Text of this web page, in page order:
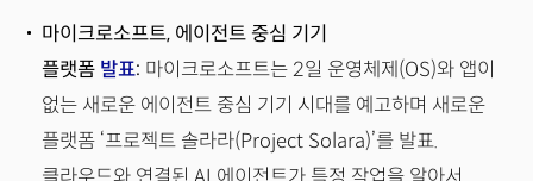
마이크로소프트, 에이전트 중심 기기
플랫폼 발표: 마이크로소프트는 2일 운영체제(OS)와 앱이
없는 새로운 에이전트 중심 기기 시대를 예고하며 새로운
플랫폼 ‘프로젝트 솔라라(Project Solara)’를 발표.